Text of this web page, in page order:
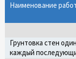
Наименование
Грунтовка стен
каждый